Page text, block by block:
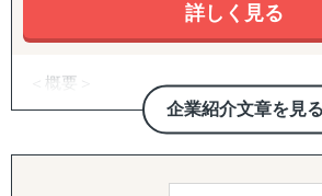
準備）から、実行・検証フェーズ（営
開拓、小売テスト販売、Amazon運用
ます。
【パッケージに追加・継続できる支援
導入企業さまのニーズに応じ、以下の
施策を柔軟に組み合わせてご提供します
詳しく見る
企業紹介文章を見る
＜概要＞
・アジアを中心とする世界21拠点、コ
体制を有する、日系独立系では最大級
ファーム（東証上場）